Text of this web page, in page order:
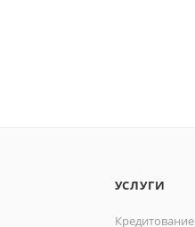
УСЛУГИ
Кредитование